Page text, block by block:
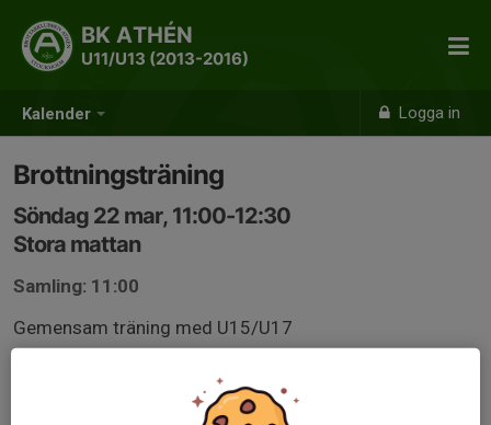
Kalender Logga in
BK ATHÉN
U11/U13 (2013-2016)
Brottningsträning
Söndag 22 mar, 11:00-12:30
Stora mattan
Samling: 11:00
Gemensam träning med U15/U17